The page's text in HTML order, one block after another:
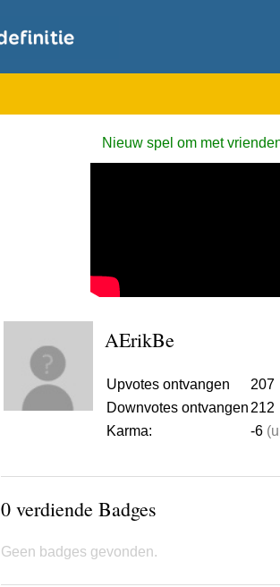
Nieuw spel om met
AErikBe
Upvotes ontvangen
207
Downvotes ontvangen 212
Karma:
-6
0 verdiende Badges
Geen badges gevonden.